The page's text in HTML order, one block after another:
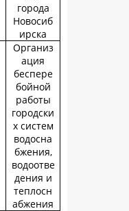
города
Новосиб
ирска
Организ
ация
беспере
бойной
работы
городски
х систем
водосна
бжения,
водоотве
дения и
теплосн
абжения